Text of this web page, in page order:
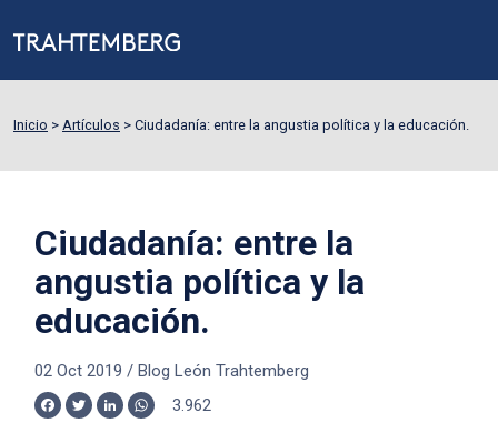
Inicio > Artículos > Ciudadanía: entre la angustia política y la educación.
Ciudadanía: entre la
angustia política y la
educación.
02 Oct 2019 / Blog León Trahtemberg
Facebook
TwitterLinkedInWhatsApp
3.962